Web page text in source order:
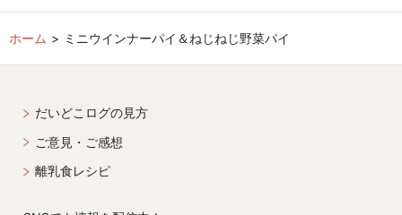
ホーム ミニウインナーパイ＆ねじねじ野菜パイ
だいどこログの見方
ご意見・ご感想
離乳食レシピ